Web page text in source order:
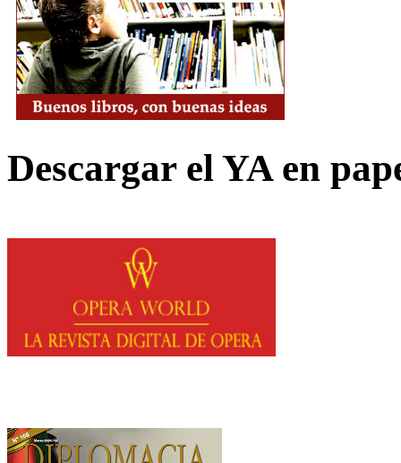
Descargar el YA en